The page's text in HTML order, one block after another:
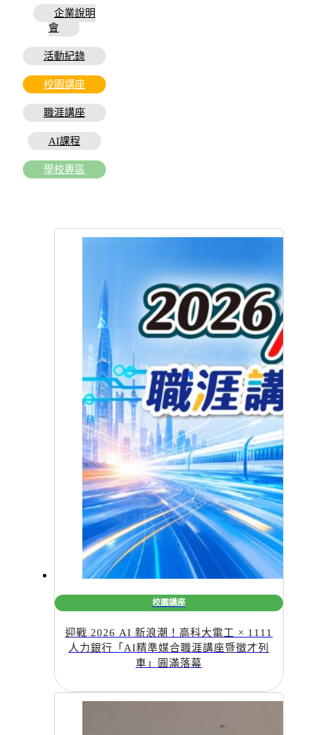
企業說明
會
活動紀錄
校園講座
職涯講座
AI課程
學校專區
校園講座
迎戰 2026 AI 新浪潮！高科大電工 × 1111
人力銀行「AI精準媒合職涯講座暨徵才列
車」圓滿落幕